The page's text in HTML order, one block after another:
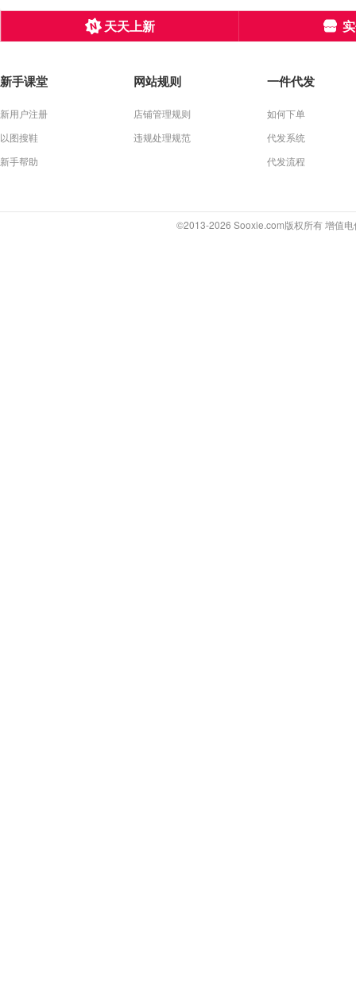
天天上新
新手课堂
新用户注册
以图搜鞋
新手帮助
网站规则
店铺管理规则
违规处理规范
一件代发
如何下单
代发系统
代发流程
©2013-2026 Sooxie.com版权所有 增值